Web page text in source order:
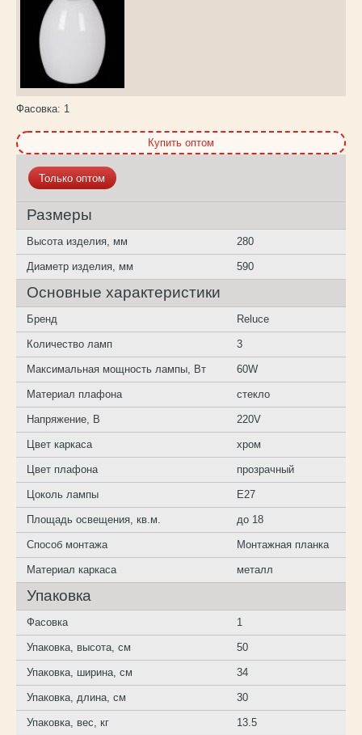
Фасовка: 1
Купить оптом
Только оптом
Размеры
Высота изделия, мм 280
Диаметр изделия, мм 590
Основные характеристики
Бренд Reluce
Количество ламп 3
Максимальная мощность лампы, Вт 60W
Материал плафона стекло
Напряжение, В 220V
Цвет каркаса хром
Цвет плафона прозрачный
Цоколь лампы E27
Площадь освещения, кв.м. до 18
Способ монтажа Монтажная планка
Материал каркаса металл
Упаковка
Фасовка 1
Упаковка, высота, см 50
Упаковка, ширина, см 34
Упаковка, длина, см 30
Упаковка, вес, кг 13.5